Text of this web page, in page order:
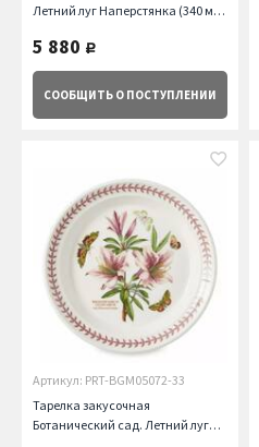
Летний луг Наперстянка (340 мл)
5 880 руб.
СООБЩИТЬ О ПОСТУПЛЕНИИ
Артикул: PRT-BGM05072-33
Тарелка закусочная
Ботанический сад. Летний луг